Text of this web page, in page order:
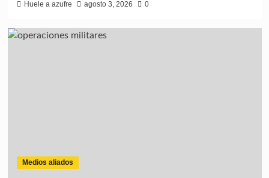
Huele a azufre agosto 3, 2026 0
Medios aliados